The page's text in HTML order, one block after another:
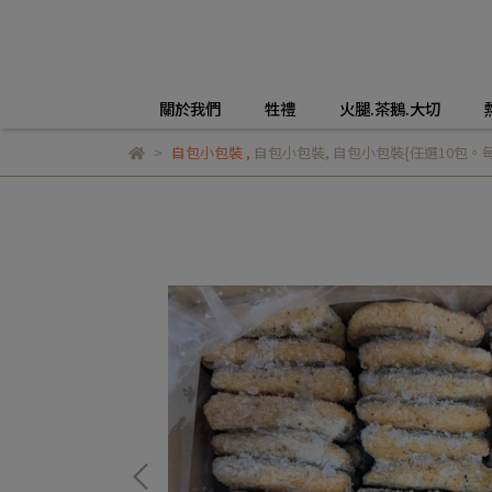
關於我們 牲禮 火腿.茶鵝.大切
自包小包裝, 自包小包裝, 自包小包裝{任選10包。